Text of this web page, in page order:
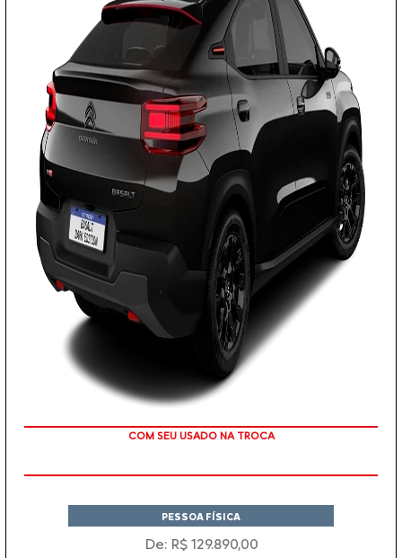
TAXA ZERO
PESSOA FÍSICA
De: R$ 129.890,00